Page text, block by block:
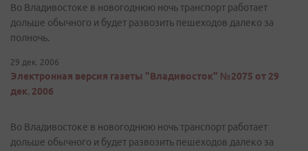
Во Владивостоке в новогоднюю ночь транспорт работает
дольше обычного и будет развозить пешеходов далеко за
полночь.
29 дек. 2006
Электронная версия газеты "Владивосток" №2075 от 29
дек. 2006
Во Владивостоке в новогоднюю ночь транспорт работает
дольше обычного и будет развозить пешеходов далеко за